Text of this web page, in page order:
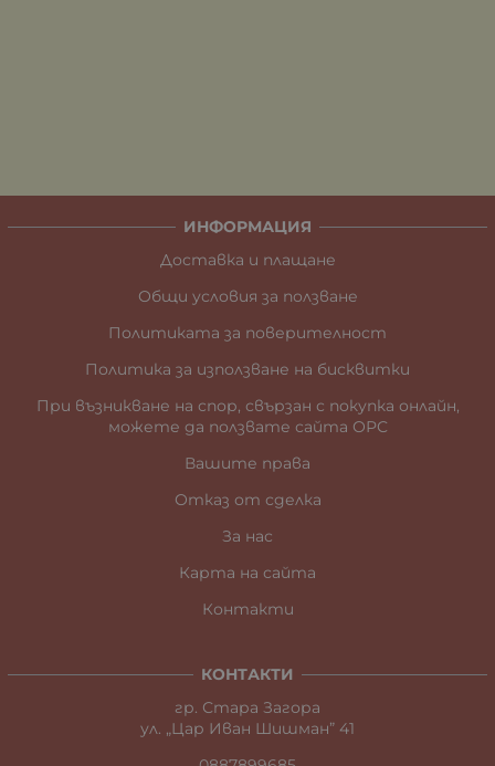
ИНФОРМАЦИЯ
Доставка и плащане
Общи условия за ползване
Политиката за поверителност
Политика за използване на бисквитки
При възникване на спор, свързан с покупка онлайн,
можете да ползвате сайта ОРС
Вашите права
Отказ от сделка
За нас
Карта на сайта
Контакти
КОНТАКТИ
гр. Стара Загора
ул. „Цар Иван Шишман” 41